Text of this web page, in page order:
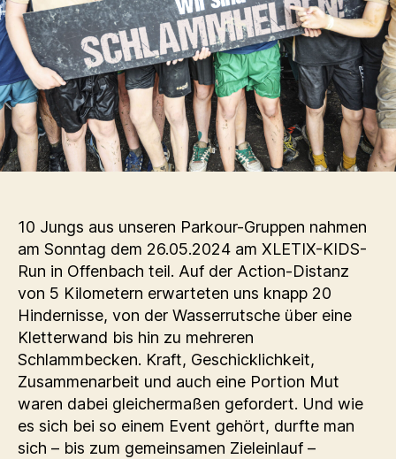
10 Jungs aus unseren Parkour-Gruppen nahmen
am Sonntag dem 26.05.2024 am XLETIX-KIDS-
Run in Offenbach teil. Auf der Action-Distanz
von 5 Kilometern erwarteten uns knapp 20
Hindernisse, von der Wasserrutsche über eine
Kletterwand bis hin zu mehreren
Schlammbecken. Kraft, Geschicklichkeit,
Zusammenarbeit und auch eine Portion Mut
waren dabei gleichermaßen gefordert. Und wie
es sich bei so einem Event gehört, durfte man
sich – bis zum gemeinsamen Zieleinlauf –